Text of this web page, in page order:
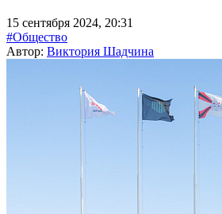
15 сентября 2024, 20:31
#Общество
Автор: Виктория Шадчина